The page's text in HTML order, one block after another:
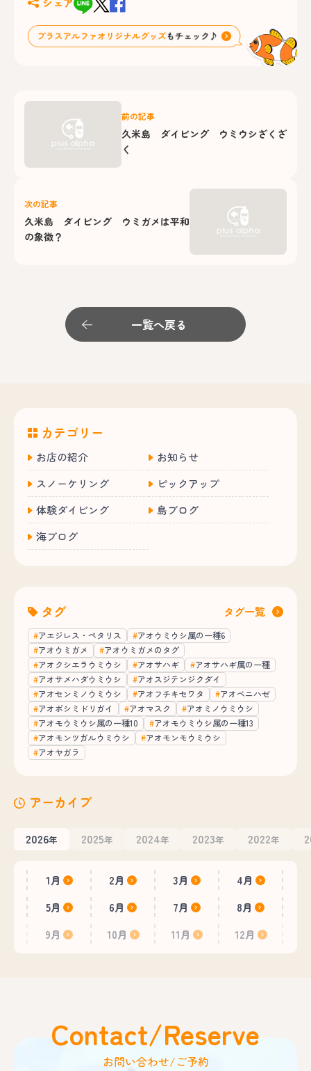
前の記事
久米島 ダイビング ウミウシざくざ
く
次の記事
久米島 ダイビング ウミガメは平和
の象徴？
一覧へ戻る
カテゴリー
お店の紹介
お知らせ
スノーケリング
ピックアップ
体験ダイビング
島ブログ
海ブログ
タグ タグ一覧
アエジレス・ペタリス
アオウミウシ属の一種6
アオウミガメ
アオウミガメのタグ
アオクシエラウミウシ
アオサハギ
アオサハギ属の一種
アオサメハダウミウシ
アオスジテンジクダイ
アオセンミノウミウシ
アオフチキセワタ
アオベニハゼ
アオボシミドリガイ
アオマスク
アオミノウミウシ
アオモウミウシ属の一種10
アオモウミウシ属の一種13
アオモンツガルウミウシ
アオモンモウミウシ
アオヤガラ
アーカイブ
2026年 2025年 2024年 2023年 2022年
1月 2月 3月
4月
5月
6月 7月
8月
9月
10月 11月 12月
Contact/Reserve
お問い合わせ/ご予約